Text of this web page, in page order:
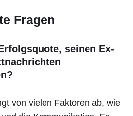
Fragen
seinen Ex-
von vielen Faktoren ab, wie